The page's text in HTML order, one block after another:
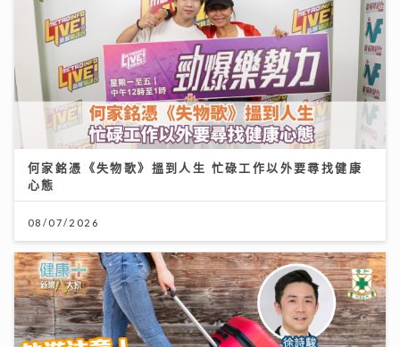
何家銘憑《失物歌》搵到人生 忙碌工作以外要尋找健康
心態
08/07/2026
外遊注意！「本迪布焦病毒」暫無特效藥無疫苗 醫生教
你嚴防伊波拉｜養和醫院感染及傳染病科專科醫生徐詩駿
醫生